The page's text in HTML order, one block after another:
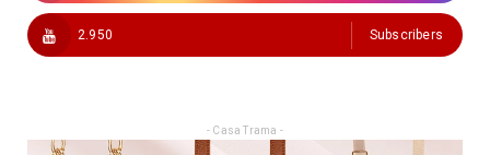
2.950 Subscribers
- Casa Trama -